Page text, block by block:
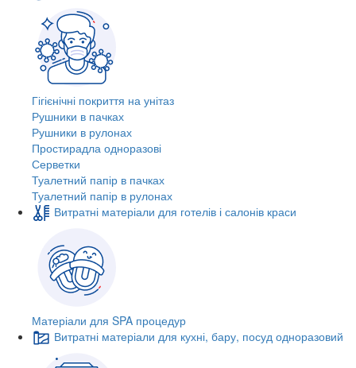
Гігієнічні покриття на унітаз
Рушники в пачках
Рушники в рулонах
Простирадла одноразові
Серветки
Туалетний папір в пачках
Туалетний папір в рулонах
Витратні матеріали для готелів і салонів краси
Матеріали для SPA процедур
Витратні матеріали для кухні, бару, посуд одноразовий